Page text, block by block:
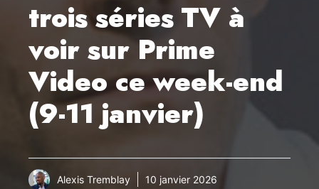
trois séries TV à
voir sur Prime
Video ce week-end
(9-11 janvier)
Alexis Tremblay 10 janvier 2026